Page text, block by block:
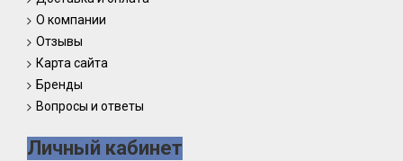
О компании
Отзывы
Карта сайта
Бренды
Вопросы и ответы
Личный кабинет